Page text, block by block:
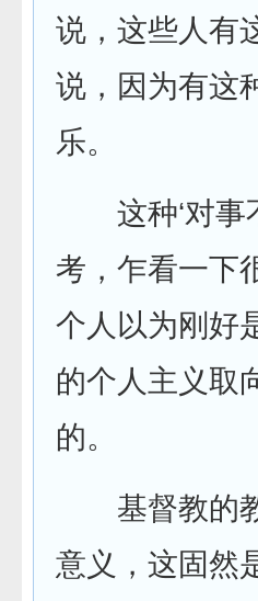
说，这些人有
说，因为有这
乐。
这种‘对事不
考，乍看一下
个人以为刚好
的个人主义取
的。
基督教的教
意义，这固然